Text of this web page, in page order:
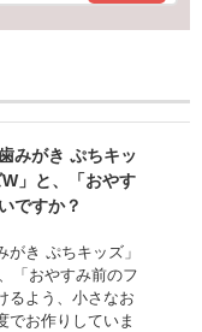
みがき ぷちキッ
」と、「おやす
ですか？
がき ぷちキッズ」
「おやすみ前のフ
るよう、小さなお
でお作りしていま